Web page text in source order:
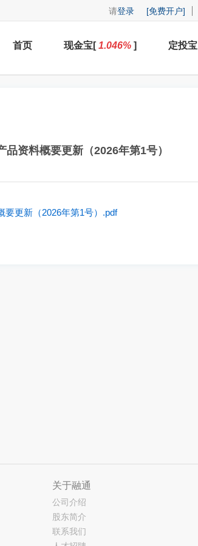
请登录 [免费开户]
首页 现金宝[1.046% ] 定投宝
资料概要更新（2026年第1号）
要更新（2026年第1号）.pdf
关于融通
公司介绍
股东简介
联系我们